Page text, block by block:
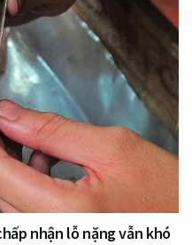
nhận lỗ nặng vẫn khó